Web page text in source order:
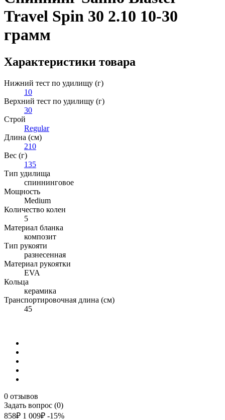
Travel Spin 30 2.10 10-30
грамм
Характеристики товара
Нижний тест по удилищу (г)
10
Верхний тест по удилищу (г)
30
Строй
Regular
Длина (см)
210
Вес (г)
135
Тип удилища
спиннинговое
Мощность
Medium
Количество колен
5
Материал бланка
композит
Тип рукояти
разнесенная
Материал рукоятки
EVA
Кольца
керамика
Транспортировочная длина (см)
45
0 отзывов
Задать вопрос (0)
858₽ 1 009₽ -15%